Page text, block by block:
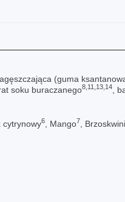
(guma
soku buraczanego8,11,13,14 ,
cytrynowy6 , Mango7 ,